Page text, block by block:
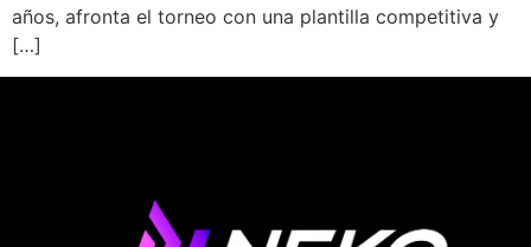
años, afronta el torneo con una plantilla competitiva y
[…]